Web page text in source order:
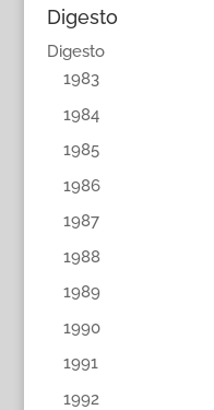
Digesto
Digesto
1983
1984
1985
1986
1987
1988
1989
1990
1991
1992